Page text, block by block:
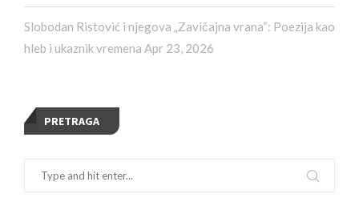
Slobodan Ristović i njegova „Zavičajna vrana“: Poezija kao
hleb i ukaznik vremena Apr 23, 2026
PRETRAGA